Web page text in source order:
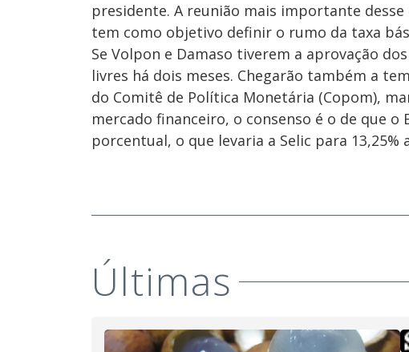
presidente. A reunião mais importante
tem como objetivo definir o rumo da taxa
Se Volpon e Damaso tiverem a aprovação
livres há dois meses. Chegarão também a
do Comitê de Política Monetária (Copom),
mercado financeiro, o consenso é o de que
porcentual, o que levaria a Selic para 13,25%
Últimas